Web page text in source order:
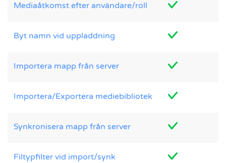
Mediaåtkomst efter användare/roll
Byt namn vid uppladdning
Importera mapp från server
Importera/Exportera mediebibliotek
Synkronisera mapp från server
Filtypfilter vid import/synk